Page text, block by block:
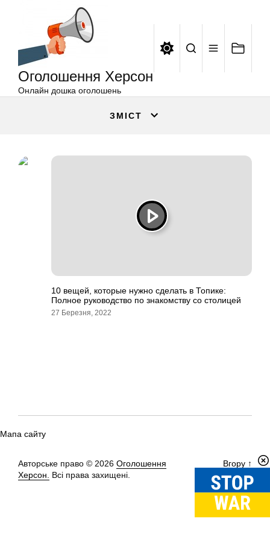
Оголошення Херсон
Онлайн дошка оголошень
ЗМІСТ
10 вещей, которые нужно сделать в Топике:
Полное руководство по знакомству со столицей
27 Березня, 2022
Мапа сайту
Авторське право © 2026 Оголошення
Херсон.
Всі права захищені.
Вгору ↑